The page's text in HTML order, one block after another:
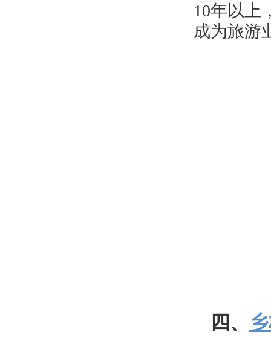
10年以上
成为旅游
四、